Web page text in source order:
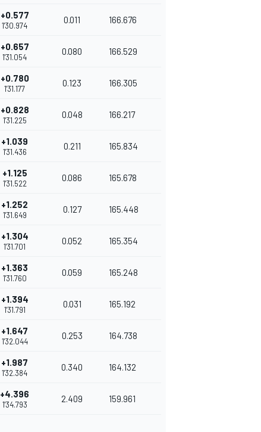
+0.577
1'30.974
0.011 166.676
+0.657
1'31.054
0.080 166.529
+0.780
1'31.177
0.123 166.305
+0.828
1'31.225
0.048 166.217
+1.039
1'31.436
0.211 165.834
+1.125
1'31.522
0.086 165.678
+1.252
1'31.649
0.127 165.448
+1.304
1'31.701
0.052 165.354
+1.363
1'31.760
0.059 165.248
+1.394
1'31.791
0.031 165.192
+1.647
1'32.044
0.253 164.738
+1.987
1'32.384
0.340 164.132
+4.396
1'34.793
2.409 159.961